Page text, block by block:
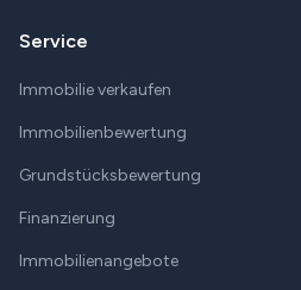
Service
Immobilie verkaufen
Immobilienbewertung
Grundstücksbewertung
Finanzierung
Immobilienangebote